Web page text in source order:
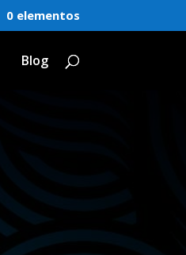
0 elementos
Blog